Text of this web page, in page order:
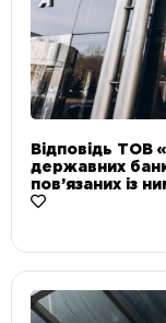
Відповідь ТОВ
державних
пов’язаних із